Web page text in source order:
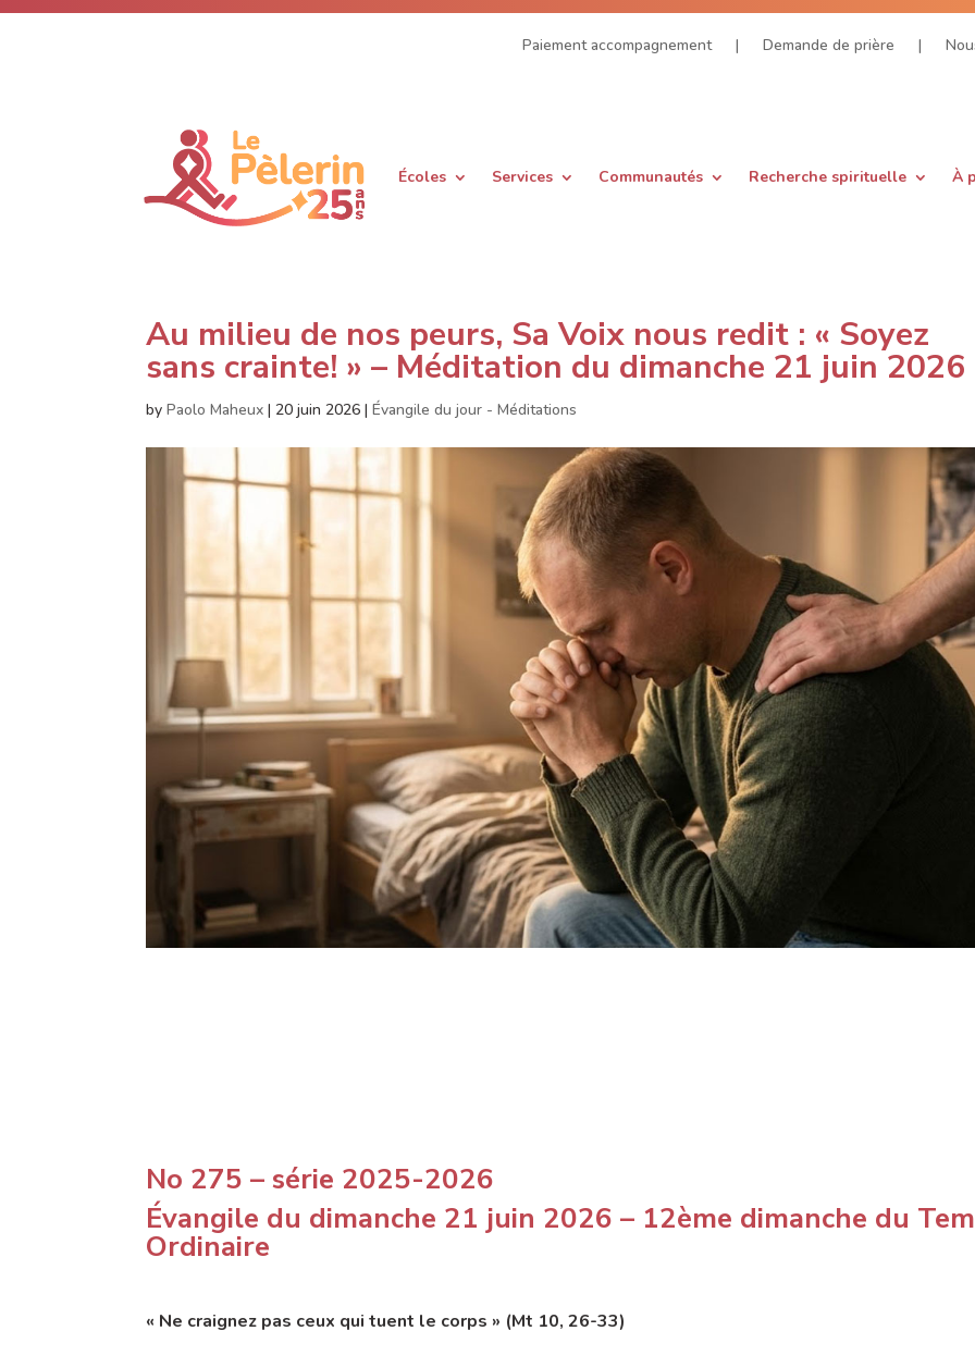
Paiement accompagnement | Demande de prière |
Écoles Services Communautés Recherche spirituelle À
Au milieu de nos peurs, Sa Voix nous redit : « Soyez
sans crainte! » – Méditation du dimanche 21 juin 2026
byPaolo Maheux | 20 juin 2026 |Évangile du jour - Méditations
No 275 – série 2025-2026
Évangile du dimanche 21 juin 2026 – 12ème dimanche du
Ordinaire
« Ne craignez pas ceux qui tuent le corps » (Mt 10, 26-33)